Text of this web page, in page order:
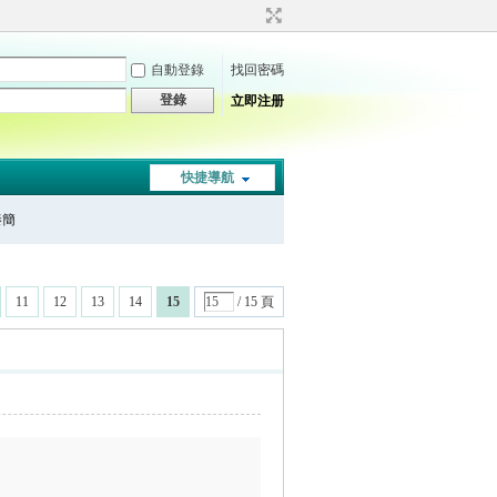
自動登錄
找回密碼
登錄
立即注册
快捷導航
11 12 13 14 15 / 15 頁